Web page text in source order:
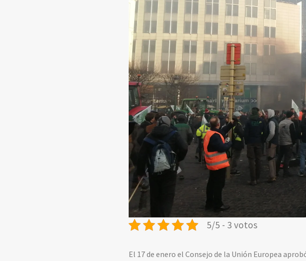
5/5 - 3 votos
El 17 de enero el Consejo de la Unión Europea